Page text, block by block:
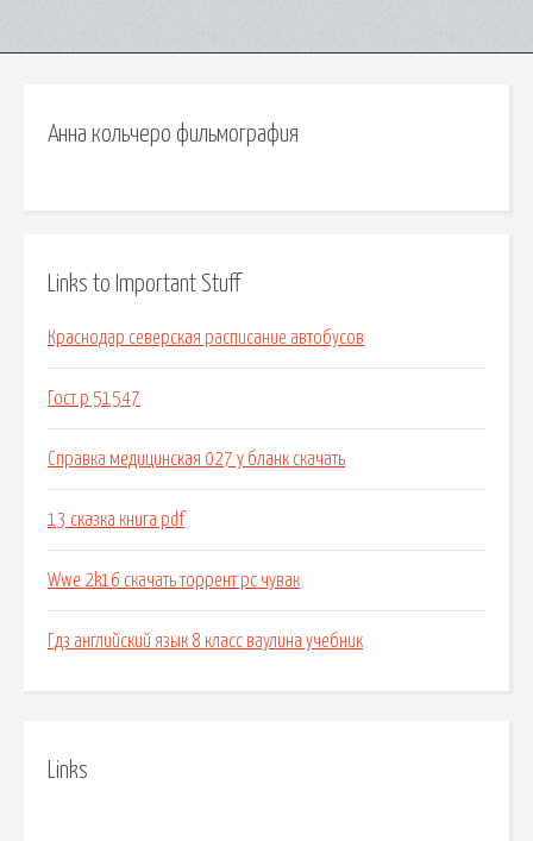
Анна кольчеро фильмография
Links to Important Stuff
Краснодар северская расписание автобусов
Гост р 51547
Справка медицинская 027 у бланк скачать
13 сказка книга pdf
Wwe 2k16 скачать торрент pc чувак
Гдз английский язык 8 класс ваулина учебник
Links